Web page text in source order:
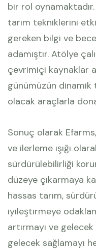
bir rol
tarım tekniklerini
gereken bilgi ve
adamıştır. Atölye
çevrimiçi kaynaklar
günümüzün dinamik
olacak araçlarla
Sonuç olarak
ve ilerleme ışığı
sürdürülebilirliği
düzeye çıkarmaya
hassas tarım,
iyileştirmeye
artırmayı ve
gelecek sağlamayı